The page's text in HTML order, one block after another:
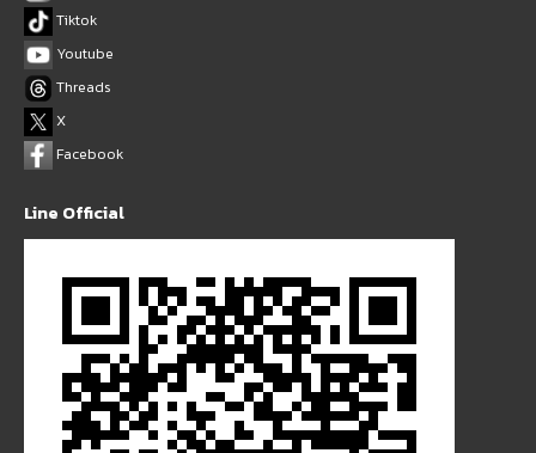
Tiktok
Youtube
Threads
X
Facebook
Line Official